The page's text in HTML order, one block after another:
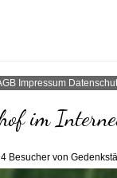
Impressum
im
Besucher von